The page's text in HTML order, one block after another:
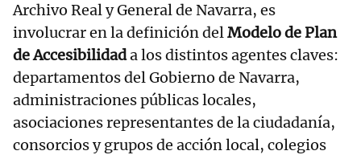
Archivo Real y General de Navarra, es
involucrar en la definición delModelo de Plan
de Accesibilidada los distintos agentes claves:
departamentos del Gobierno de Navarra,
administraciones públicas locales,
asociaciones representantes de la ciudadanía,
consorcios y grupos de acción local, colegios